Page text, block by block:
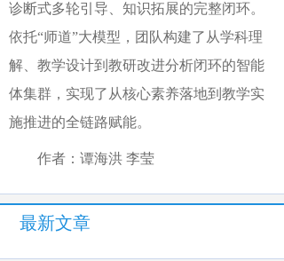
诊断式多轮引导、知识拓展的完整闭环。
依托“师道”大模型，团队构建了从学科理
解、教学设计到教研改进分析闭环的智能
体集群，实现了从核心素养落地到教学实
施推进的全链路赋能。
作者：谭海洪 李莹
最新文章